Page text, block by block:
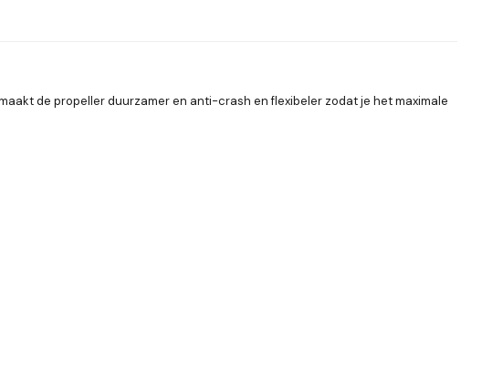
de propeller duurzamer en anti-crash en flexibeler zodat je het maximale